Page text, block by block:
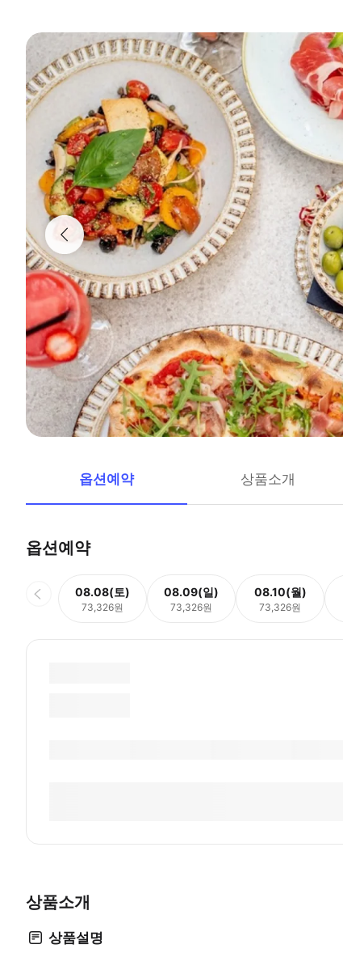
옵션예약 상품소개
옵션예약
08.08(토)
73,326원
08.09(일)
73,326원
08.10(월)
73,326원
상품소개
상품설명